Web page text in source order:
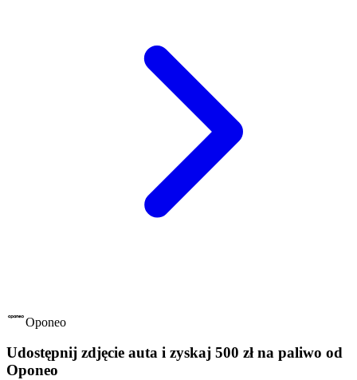
Oponeo
Udostępnij zdjęcie auta i zyskaj 500 zł na paliwo od
Oponeo